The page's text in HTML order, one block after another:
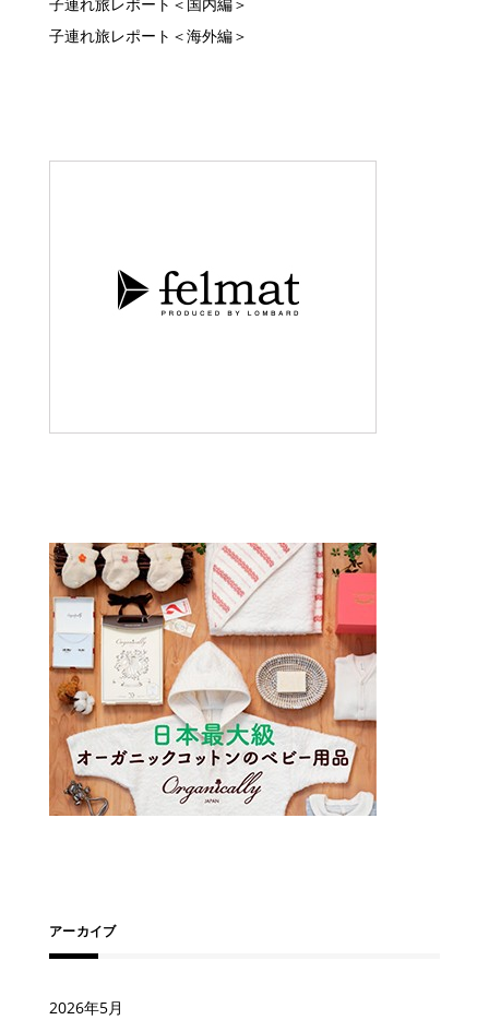
子連れ旅のコツ
子連れ旅レポート＜国内編＞